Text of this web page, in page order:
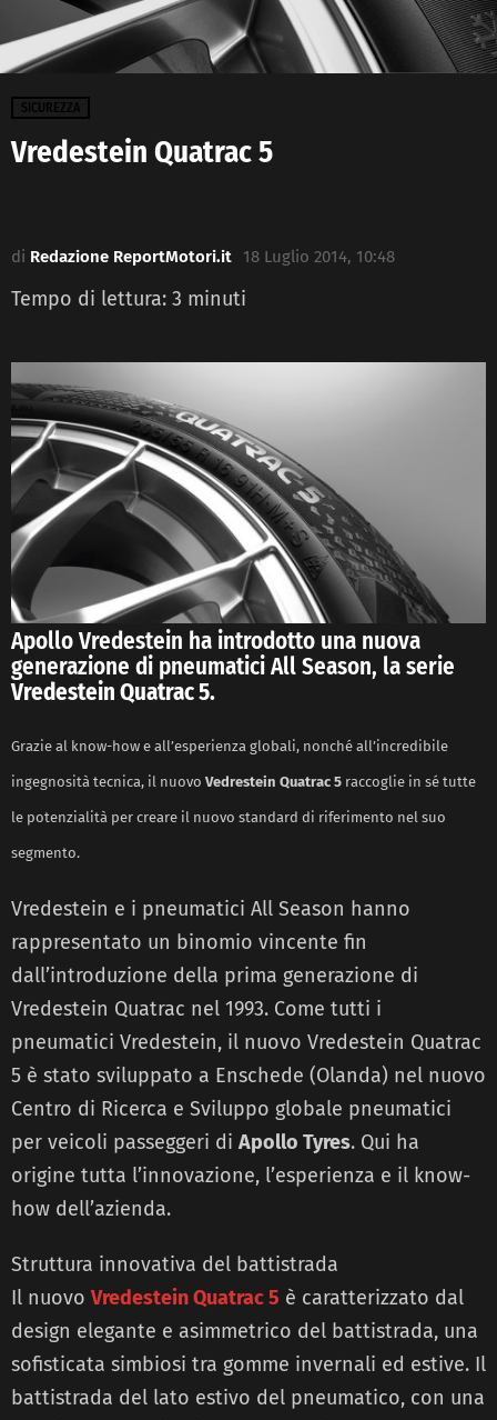
SICUREZZA
Vredestein Quatrac 5
di Redazione ReportMotori.it 18 Luglio 2014, 10:48
Tempo di lettura: 3 minuti
Apollo Vredestein ha introdotto una nuova
generazione di pneumatici All Season, la serie
Vredestein Quatrac 5.
Grazie al know-how e all’esperienza globali, nonché all’incredibile
ingegnosità tecnica, il nuovo Vedrestein Quatrac 5 raccoglie in sé tutte
le potenzialità per creare il nuovo standard di riferimento nel suo
segmento.
Vredestein e i pneumatici All Season hanno
rappresentato un binomio vincente fin
dall’introduzione della prima generazione di
Vredestein Quatrac nel 1993. Come tutti i
pneumatici Vredestein, il nuovo Vredestein Quatrac
5 è stato sviluppato a Enschede (Olanda) nel nuovo
Centro di Ricerca e Sviluppo globale pneumatici
per veicoli passeggeri di Apollo Tyres. Qui ha
origine tutta l’innovazione, l’esperienza e il know-
how dell’azienda.
Struttura innovativa del battistrada
Il nuovo Vredestein Quatrac 5 è caratterizzato dal
design elegante e asimmetrico del battistrada, una
sofisticata simbiosi tra gomme invernali ed estive. Il
battistrada del lato estivo del pneumatico, con una